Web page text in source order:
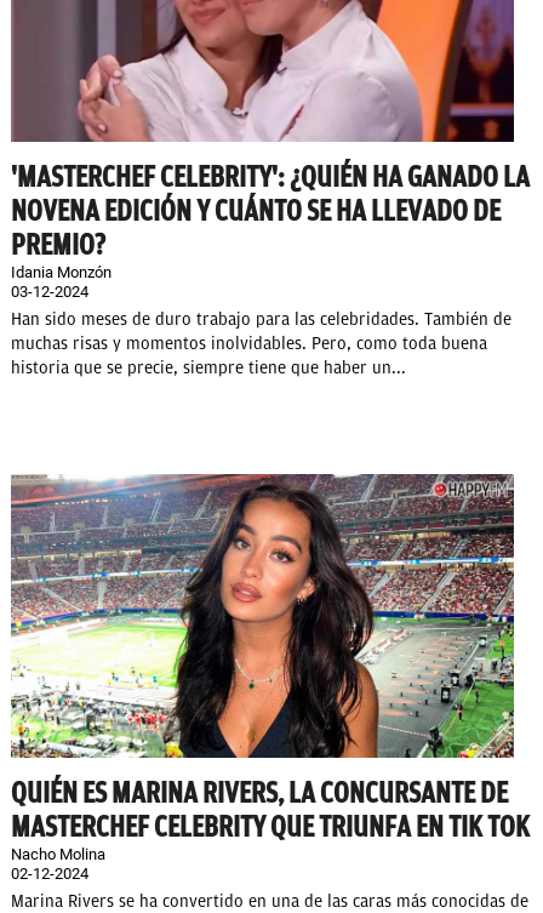
'MASTERCHEF CELEBRITY': ¿QUIÉN HA GANADO LA
NOVENA EDICIÓN Y CUÁNTO SE HA LLEVADO DE
PREMIO?
Idania Monzón
03-12-2024
Han sido meses de duro trabajo para las celebridades. También de
muchas risas y momentos inolvidables. Pero, como toda buena
historia que se precie, siempre tiene que haber un...
QUIÉN ES MARINA RIVERS, LA CONCURSANTE DE
MASTERCHEF CELEBRITY QUE TRIUNFA EN TIK TOK
Nacho Molina
02-12-2024
Marina Rivers se ha convertido en una de las caras más conocidas de